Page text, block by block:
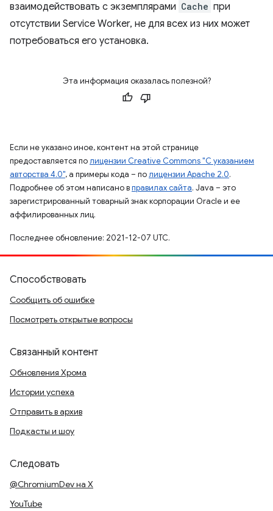
взаимодействовать с экземплярами Cache при
отсутствии Service Worker, не для всех из них может
потребоваться его установка.
Эта информация оказалась полезной?
Если не указано иное, контент на этой странице
предоставляется полицензии Creative Commons "С указанием
авторства 4.0", а примеры кода – полицензии Apache 2.0.
Подробнее об этом написано вправилах сайта. Java – это
зарегистрированный товарный знак корпорации Oracle и ее
аффилированных лиц.
Последнее обновление: 2021-12-07 UTC.
Способствовать
Сообщить об ошибке
Посмотреть открытые вопросы
Связанный контент
Обновления Хрома
Истории успеха
Отправить в архив
Подкасты и шоу
Следовать
@ChromiumDev на X
YouTube